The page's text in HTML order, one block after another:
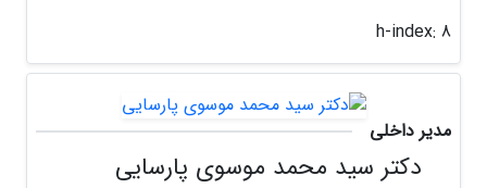
h-index: 8
مدیر داخلی
دکتر سید محمد موسوی پارسایی